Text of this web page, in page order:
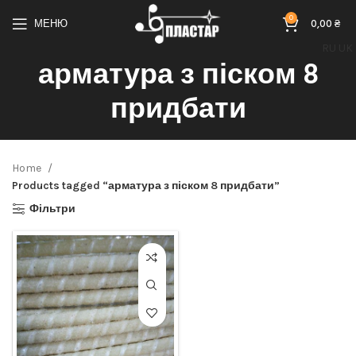
МЕНЮ 0 0,00₴
арматура з піском 8
придбати
Home
Products tagged “арматура з піском 8 придбати”
Фільтри